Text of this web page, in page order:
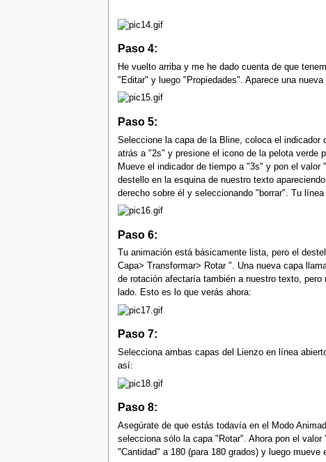
Paso 4:
He vuelto arriba y me he dado cuenta de que
"Editar" y luego "Propiedades". Aparece una
Paso 5:
Seleccione la capa de la Bline, coloca el
atrás a "2s" y presione el icono de la pelota verde
Mueve el indicador de tiempo a "3s" y pon el
destello en la esquina de nuestro texto
derecho sobre él y seleccionando "borrar". Tu
Paso 6:
Tu animación está básicamente lista, pero el
Capa> Transformar> Rotar ". Una nueva capa
de rotación afectaría también a nuestro texto,
lado. Esto es lo que verás ahora:
Paso 7:
Selecciona ambas capas del Lienzo en línea
así:
Paso 8:
Asegúrate de que estás todavía en el Modo
selecciona sólo la capa "Rotar". Ahora pon el
"Cantidad" a 180 (para 180 grados) y luego